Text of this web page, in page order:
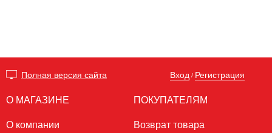
Полная версия сайта Вход / Регистрация
О МАГАЗИНЕ
О компании
ПОКУПАТЕЛЯМ
Возврат товара